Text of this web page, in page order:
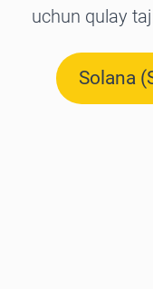
uchun qulay
Solana